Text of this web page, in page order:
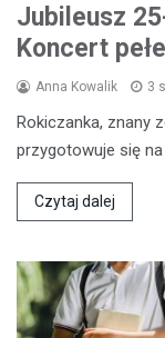
Jubileusz
Koncert
Anna Kowalik 3
Rokiczanka, znany
przygotowuje się
Czytaj dalej